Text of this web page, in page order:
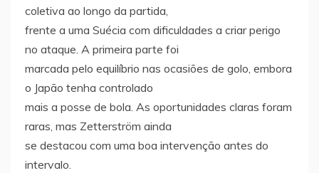
coletiva ao longo da partida,
frente a uma Suécia com dificuldades a criar perigo
no ataque. A primeira parte foi
marcada pelo equilíbrio nas ocasiões de golo, embora
o Japão tenha controlado
mais a posse de bola. As oportunidades claras foram
raras, mas Zetterström ainda
se destacou com uma boa intervenção antes do
intervalo.